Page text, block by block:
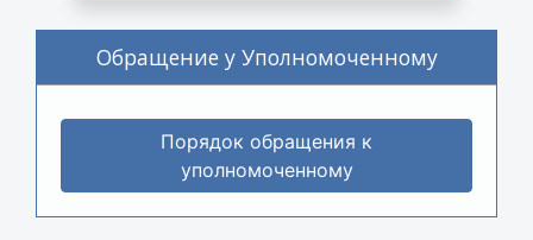
Обращение у Уполномоченному
Порядок обращения к
уполномоченному